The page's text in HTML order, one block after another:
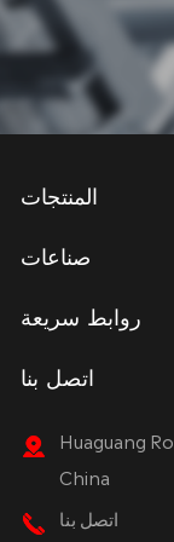
المنتجات
صناعات
روابط سريعة
اتصل بنا
Huaguang
China
اتصل بنا